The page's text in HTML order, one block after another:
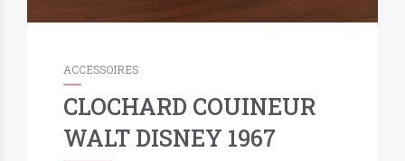
ACCESSOIRES
CLOCHARD COUINEUR
WALT DISNEY 1967